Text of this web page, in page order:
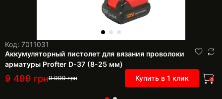
Код: 7011031
Аккумуляторный пистолет для вязания проволоки
арматуры Profter D-37 (8-25 мм)
9 499 грн9 999грн Купить в 1 клик 0